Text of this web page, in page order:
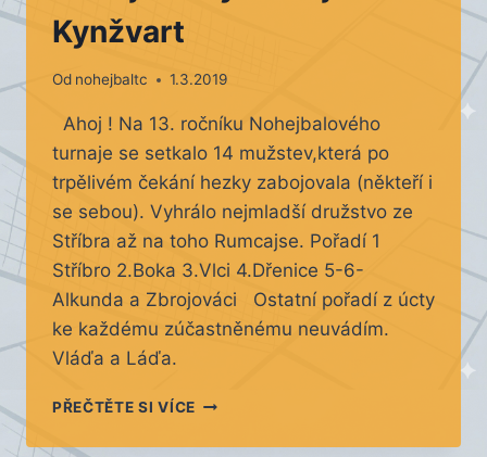
Kynžvart
Od nohejbaltc 1.3.2019
Ahoj ! Na 13. ročníku Nohejbalového
turnaje se setkalo 14 mužstev,která po
trpělivém čekání hezky zabojovala (někteří i
se sebou). Vyhrálo nejmladší družstvo ze
Stříbra až na toho Rumcajse. Pořadí 1
Stříbro 2.Boka 3.Vlci 4.Dřenice 5-6-
Alkunda a Zbrojováci Ostatní pořadí z úcty
ke každému zúčastněnému neuvádím.
Vláďa a Láďa.
PŘEČTĚTE SI VÍCENOHEJBALOVÝ
KYNŽVART